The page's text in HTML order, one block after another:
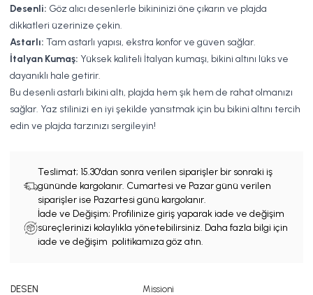
Desenli: Göz alıcı desenlerle bikininizi öne çıkarın ve plajda
dikkatleri üzerinize çekin.
Astarlı: Tam astarlı yapısı, ekstra konfor ve güven sağlar.
İtalyan Kumaş: Yüksek kaliteli İtalyan kumaşı, bikini altını lüks ve
dayanıklı hale getirir.
Bu desenli astarlı bikini altı, plajda hem şık hem de rahat olmanızı
sağlar. Yaz stilinizi en iyi şekilde yansıtmak için bu bikini altını tercih
edin ve plajda tarzınızı sergileyin!
Teslimat; 15.30'dan sonra verilen siparişler bir sonraki iş
gününde kargolanır. Cumartesi ve Pazar günü verilen
siparişler ise Pazartesi günü kargolanır.
İade ve Değişim; Profilinize giriş yaparak iade ve değişim
süreçlerinizi kolaylıkla yönetebilirsiniz. Daha fazla bilgi için
iade ve değişim politikamıza göz atın.
DESEN
Missioni